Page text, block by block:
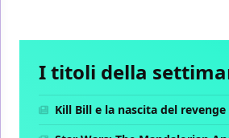
I titoli della
Kill Bill e la nascita del